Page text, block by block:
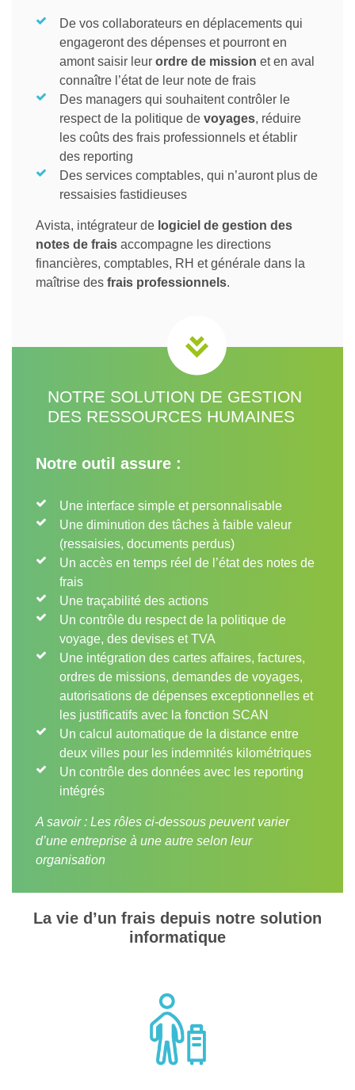
De vos collaborateurs en déplacements qui
engageront des dépenses et pourront en
amont saisir leur ordre de mission et en aval
connaître l’état de leur note de frais
Des managers qui souhaitent contrôler le
respect de la politique de voyages, réduire
les coûts des frais professionnels et établir
des reporting
Des services comptables, qui n’auront plus de
ressaisies fastidieuses
Avista, intégrateur de logiciel de gestion des
notes de frais accompagne les directions
financières, comptables, RH et générale dans la
maîtrise des frais professionnels.
NOTRE SOLUTION DE GESTION
DES RESSOURCES HUMAINES
Notre outil assure :
Une interface simple et personnalisable
Une diminution des tâches à faible valeur
(ressaisies, documents perdus)
Un accès en temps réel de l’état des notes de
frais
Une traçabilité des actions
Un contrôle du respect de la politique de
voyage, des devises et TVA
Une intégration des cartes affaires, factures,
ordres de missions, demandes de voyages,
autorisations de dépenses exceptionnelles et
les justificatifs avec la fonction SCAN
Un calcul automatique de la distance entre
deux villes pour les indemnités kilométriques
Un contrôle des données avec les reporting
intégrés
A savoir : Les rôles ci-dessous peuvent varier
d’une entreprise à une autre selon leur
organisation
La vie d’un frais depuis notre solution
informatique